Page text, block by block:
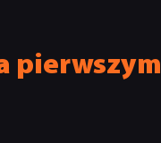
pierwszym